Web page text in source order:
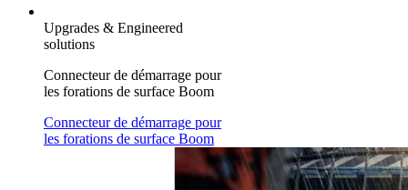
Upgrades & Engineered
solutions
Connecteur de démarrage pour
les forations de surface Boom
Connecteur de démarrage pour
les forations de surface Boom